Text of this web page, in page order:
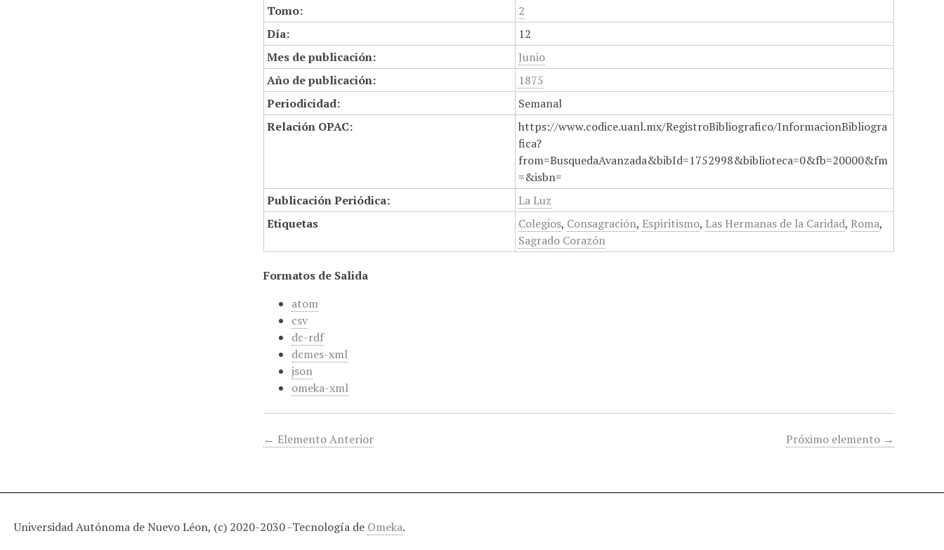
Tomo:
2
Día:
12
Mes de publicación:
Junio
Año de publicación:
1875
Periodicidad:
Semanal
Relación OPAC:
https://www.codice.uanl.mx/RegistroBibliografico/InformacionBibliogra
fica?
from=BusquedaAvanzada&bibId=1752998&biblioteca=0&fb=20000&fm
=&isbn=
Publicación Periódica:
La Luz
Etiquetas
Colegios, Consagración, Espiritismo, Las Hermanas de la Caridad, Roma,
Sagrado Corazón
Formatos de Salida
atom
csv
dc-rdf
dcmes-xml
json
omeka-xml
← Elemento Anterior Próximo elemento →
Universidad Autónoma de Nuevo Léon, (c) 2020-2030 -Tecnología de Omeka.